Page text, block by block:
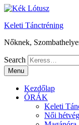
Keleti Tánctréning
Nőknek,
Search
Menu
Kezdőlap
ÓRÁK
Keleti
Női